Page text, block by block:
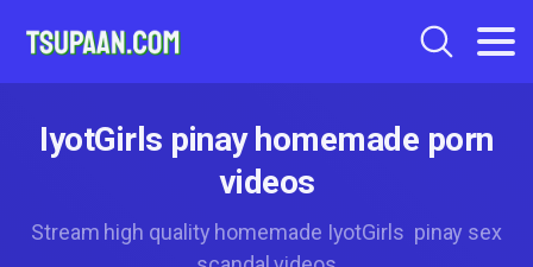
IyotGirls pinay homemade porn
videos
Stream high quality homemade IyotGirls pinay sex